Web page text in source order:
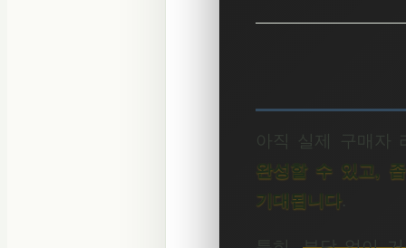
아직 실제 구매자
완성할 수 있고,
기대됩니다.